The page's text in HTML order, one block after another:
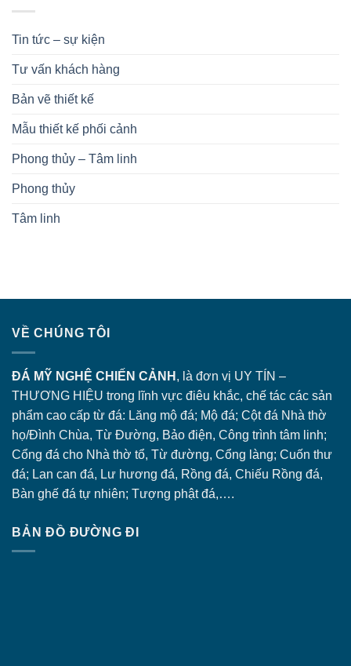
Tin tức – sự kiện
Tư vấn khách hàng
Bản vẽ thiết kế
Mẫu thiết kế phối cảnh
Phong thủy – Tâm linh
Phong thủy
Tâm linh
VỀ CHÚNG TÔI
ĐÁ MỸ NGHỆ CHIẾN CẢNH , là đơn vị UY TÍN –
THƯƠNG HIỆU trong lĩnh vực điêu khắc, chế tác các sản
phẩm cao cấp từ đá: Lăng mộ đá; Mộ đá; Cột đá Nhà thờ
họ/Đình Chùa, Từ Đường, Bảo điện, Công trình tâm linh;
Cổng đá cho Nhà thờ tổ, Từ đường, Cổng làng; Cuốn thư
đá; Lan can đá, Lư hương đá, Rồng đá, Chiếu Rồng đá,
Bàn ghế đá tự nhiên; Tượng phật đá,….
BẢN ĐỒ ĐƯỜNG ĐI